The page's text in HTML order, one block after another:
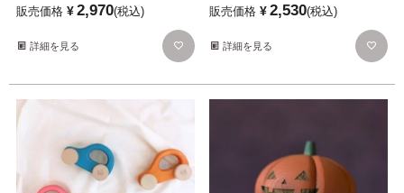
販売価格 ¥2,970 税込
詳細を見る
販売価格 ¥2,530 税込
詳細を見る